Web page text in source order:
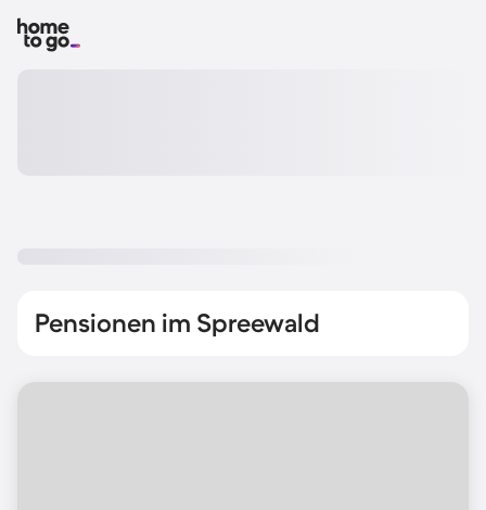
Pensionen im Spreewald